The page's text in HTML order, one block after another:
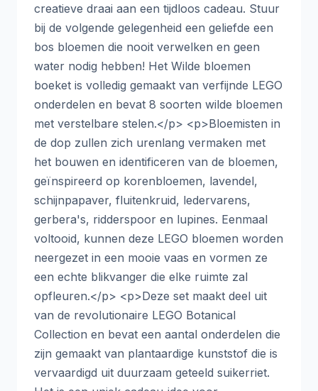
creatieve draai aan een tijdloos cadeau. Stuur
bij de volgende gelegenheid een geliefde een
bos bloemen die nooit verwelken en geen
water nodig hebben! Het Wilde bloemen
boeket is volledig gemaakt van verfijnde LEGO
onderdelen en bevat 8 soorten wilde bloemen
met verstelbare stelen.</p> <p>Bloemisten in
de dop zullen zich urenlang vermaken met
het bouwen en identificeren van de bloemen,
geïnspireerd op korenbloemen, lavendel,
schijnpapaver, fluitenkruid, ledervarens,
gerbera's, ridderspoor en lupines. Eenmaal
voltooid, kunnen deze LEGO bloemen worden
neergezet in een mooie vaas en vormen ze
een echte blikvanger die elke ruimte zal
opfleuren.</p> <p>Deze set maakt deel uit
van de revolutionaire LEGO Botanical
Collection en bevat een aantal onderdelen die
zijn gemaakt van plantaardige kunststof die is
vervaardigd uit duurzaam geteeld suikerriet.